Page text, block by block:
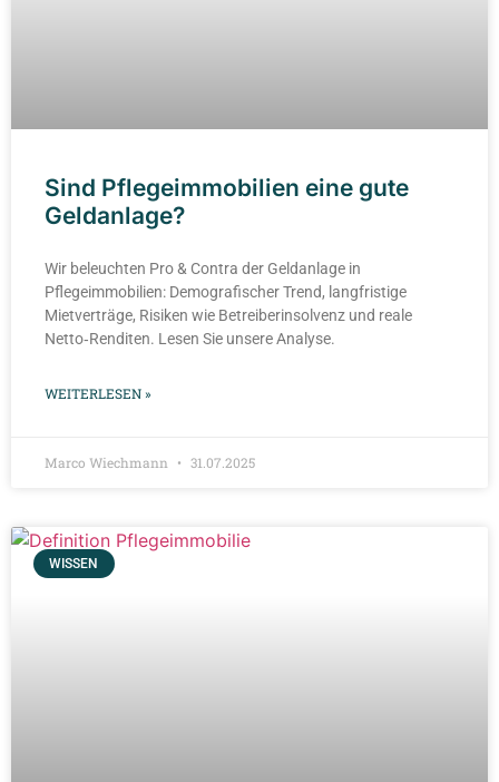
Sind Pflegeimmobilien eine gute
Geldanlage?
Wir beleuchten Pro & Contra der Geldanlage in
Pflegeimmobilien: Demografischer Trend, langfristige
Mietverträge, Risiken wie Betreiberinsolvenz und reale
Netto‑Renditen. Lesen Sie unsere Analyse.
WEITERLESEN »
Marco Wiechmann 31.07.2025
WISSEN